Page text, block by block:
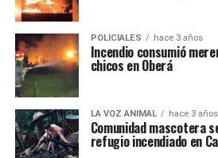
POLICIALES hace 3 años
Incendio consumió
chicos en Oberá
LA VOZ ANIMAL hace 3 años
Comunidad mascotera
refugio incendiado en